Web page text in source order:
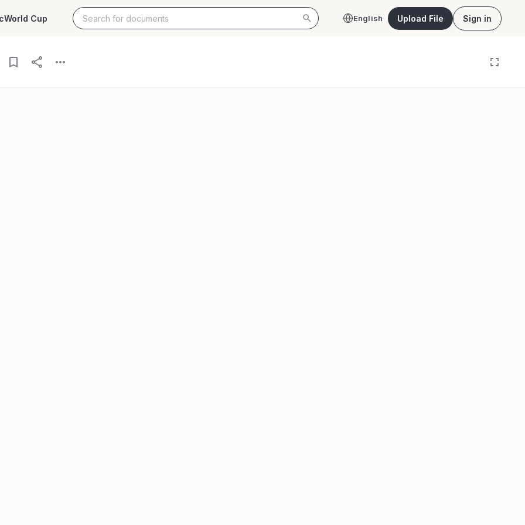
World Cup English Upload File Sign in